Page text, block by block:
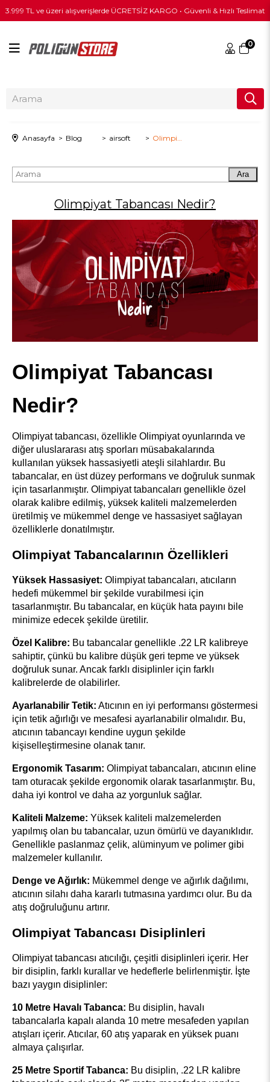
3.999 TL ve üzeri alışverişlerde ÜCRETSİZ KARGO • Güvenli & Hızlı Teslimat
0
Anasayfa Blog airsoft
Ara
Olimpiyat Tabancası Nedir?
Olimpiyat Tabancası
Nedir?
Olimpiyat tabancası, özellikle Olimpiyat oyunlarında ve
diğer uluslararası atış sporları müsabakalarında
kullanılan yüksek hassasiyetli ateşli silahlardır. Bu
tabancalar, en üst düzey performans ve doğruluk sunmak
için tasarlanmıştır. Olimpiyat tabancaları genellikle özel
olarak kalibre edilmiş, yüksek kaliteli malzemelerden
üretilmiş ve mükemmel denge ve hassasiyet sağlayan
özelliklerle donatılmıştır.
Olimpiyat Tabancalarının Özellikleri
Yüksek Hassasiyet: Olimpiyat tabancaları, atıcıların
hedefi mükemmel bir şekilde vurabilmesi için
tasarlanmıştır. Bu tabancalar, en küçük hata payını bile
minimize edecek şekilde üretilir.
Özel Kalibre: Bu tabancalar genellikle .22 LR kalibreye
sahiptir, çünkü bu kalibre düşük geri tepme ve yüksek
doğruluk sunar. Ancak farklı disiplinler için farklı
kalibrelerde de olabilirler.
Ayarlanabilir Tetik: Atıcının en iyi performansı göstermesi
için tetik ağırlığı ve mesafesi ayarlanabilir olmalıdır. Bu,
atıcının tabancayı kendine uygun şekilde
kişiselleştirmesine olanak tanır.
Ergonomik Tasarım: Olimpiyat tabancaları, atıcının eline
tam oturacak şekilde ergonomik olarak tasarlanmıştır. Bu,
daha iyi kontrol ve daha az yorgunluk sağlar.
Kaliteli Malzeme: Yüksek kaliteli malzemelerden
yapılmış olan bu tabancalar, uzun ömürlü ve dayanıklıdır.
Genellikle paslanmaz çelik, alüminyum ve polimer gibi
malzemeler kullanılır.
Denge ve Ağırlık: Mükemmel denge ve ağırlık dağılımı,
atıcının silahı daha kararlı tutmasına yardımcı olur. Bu da
atış doğruluğunu artırır.
Olimpiyat Tabancası Disiplinleri
Olimpiyat tabancası atıcılığı, çeşitli disiplinleri içerir. Her
bir disiplin, farklı kurallar ve hedeflerle belirlenmiştir. İşte
bazı yaygın disiplinler:
10 Metre Havalı Tabanca: Bu disiplin, havalı
tabancalarla kapalı alanda 10 metre mesafeden yapılan
atışları içerir. Atıcılar, 60 atış yaparak en yüksek puanı
almaya çalışırlar.
25 Metre Sportif Tabanca: Bu disiplin, .22 LR kalibre